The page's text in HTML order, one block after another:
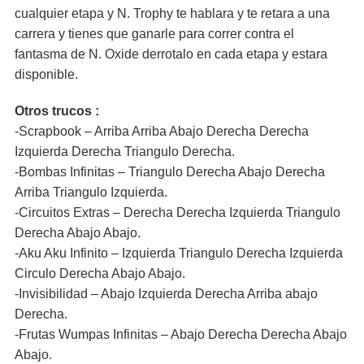
cualquier etapa y N. Trophy te hablara y te retara a una
carrera y tienes que ganarle para correr contra el
fantasma de N. Oxide derrotalo en cada etapa y estara
disponible.
Otros trucos :
-Scrapbook – Arriba Arriba Abajo Derecha Derecha
Izquierda Derecha Triangulo Derecha.
-Bombas Infinitas – Triangulo Derecha Abajo Derecha
Arriba Triangulo Izquierda.
-Circuitos Extras – Derecha Derecha Izquierda Triangulo
Derecha Abajo Abajo.
-Aku Aku Infinito – Izquierda Triangulo Derecha Izquierda
Circulo Derecha Abajo Abajo.
-Invisibilidad – Abajo Izquierda Derecha Arriba abajo
Derecha.
-Frutas Wumpas Infinitas – Abajo Derecha Derecha Abajo
Abajo.